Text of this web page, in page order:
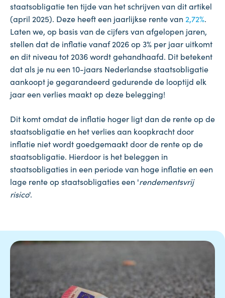
staatsobligatie ten tijde van het schrijven van dit artikel
(april 2025). Deze heeft een jaarlijkse rente van 2,72%.
Laten we, op basis van de cijfers van afgelopen jaren,
stellen dat de inflatie vanaf 2026 op 3% per jaar uitkomt
en dit niveau tot 2036 wordt gehandhaafd. Dit betekent
dat als je nu een 10-jaars Nederlandse staatsobligatie
aankoopt je gegarandeerd gedurende de looptijd elk
jaar een verlies maakt op deze belegging!
Dit komt omdat de inflatie hoger ligt dan de rente op de
staatsobligatie en het verlies aan koopkracht door
inflatie niet wordt goedgemaakt door de rente op de
staatsobligatie. Hierdoor is het beleggen in
staatsobligaties in een periode van hoge inflatie en een
lage rente op staatsobligaties een 'rendementsvrij
risico'.